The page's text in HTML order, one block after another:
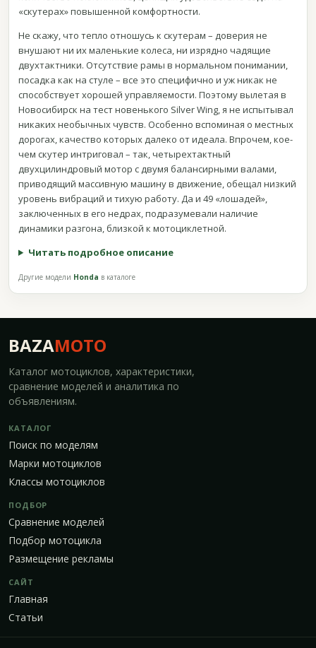
«скутерах» повышенной комфортности.
Не скажу, что тепло отношусь к скутерам – доверия не
внушают ни их маленькие колеса, ни изрядно чадящие
двухтактники. Отсутствие рамы в нормальном понимании,
посадка как на стуле – все это специфично и уж никак не
способствует хорошей управляемости. Поэтому вылетая в
Новосибирск на тест новенького Silver Wing, я не испытывал
никаких необычных чувств. Особенно вспоминая о местных
дорогах, качество которых далеко от идеала. Впрочем, кое-
чем скутер интриговал – так, четырехтактный
двухцилиндровый мотор с двумя балансирными валами,
приводящий массивную машину в движение, обещал низкий
уровень вибраций и тихую работу. Да и 49 «лошадей»,
заключенных в его недрах, подразумевали наличие
динамики разгона, близкой к мотоциклетной.
Читать подробное описание
Другие модели Honda в каталоге
BAZAMOTO
Каталог мотоциклов, характеристики,
сравнение моделей и аналитика по
объявлениям.
КАТАЛОГ
Поиск по моделям
Марки мотоциклов
Классы мотоциклов
ПОДБОР
Сравнение моделей
Подбор мотоцикла
Размещение рекламы
САЙТ
Главная
Статьи